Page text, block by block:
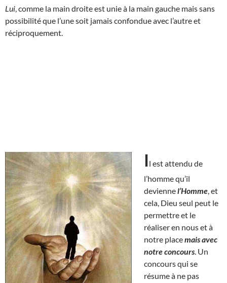
Lui , comme la main droite est unie à la main gauche mais sans
possibilité que l’une soit jamais confondue avec l’autre et
réciproquement.
Il est attendu de
l’homme qu’il
deviennel’Homme , et
cela, Dieu seul peut le
permettre et le
réaliser en nous et à
notre placemais avec
notre concours . Un
concours qui se
résume à ne pas